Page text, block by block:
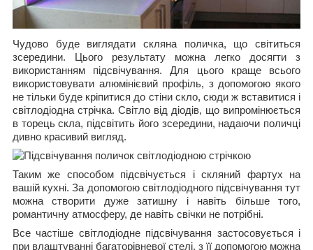
Чудово буде виглядати скляна поличка, що світиться
зсередини. Цього результату можна легко досягти з
використанням підсвічування. Для цього краще всього
використовувати алюмінієвий профіль, з допомогою якого
не тільки буде кріпитися до стіни скло, сюди ж вставитися і
світлодіодна стрічка. Світло від діодів, що випромінюється
в торець скла, підсвітить його зсередини, надаючи поличці
дивно красивий вигляд.
Таким же способом підсвічується і скляний фартух на
вашій кухні. За допомогою світлодіодного підсвічування тут
можна створити дуже затишну і навіть більше того,
романтичну атмосферу, де навіть свічки не потрібні.
Все частіше світлодіодне підсвічування застосовується і
при влаштуванні багаторівневої стелі, з її допомогою можна